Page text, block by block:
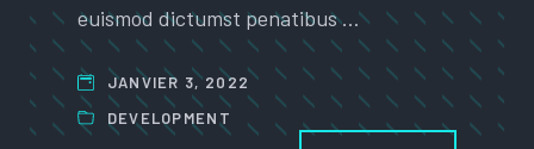
euismod dictumst penatibus …
JANVIER 3, 2022
DEVELOPMENT